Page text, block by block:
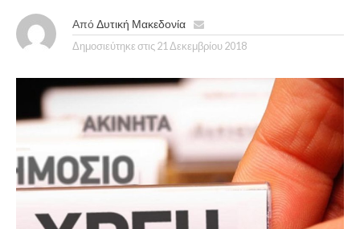
Από Δυτική Μακεδονία
Δημοσιεύτηκε στις 21 Δεκεμβρίου 2018